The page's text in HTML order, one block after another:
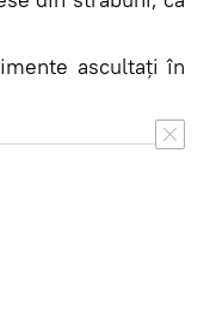
ascultați în